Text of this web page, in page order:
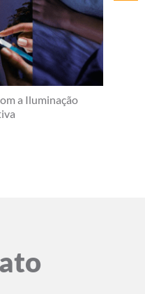
a Iluminação